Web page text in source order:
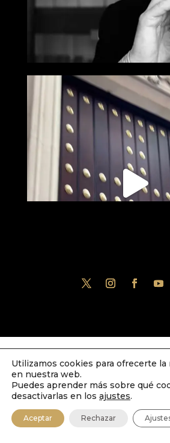
Diseñado poriNova Cloud.
deGrupo Inova 2023©
Política de
Legal|Política de
Utilizamos cookies para ofrecerte
en nuestra web.
Puedes aprender más sobre qué
desactivarlas en los ajustes.
Aceptar Rechazar